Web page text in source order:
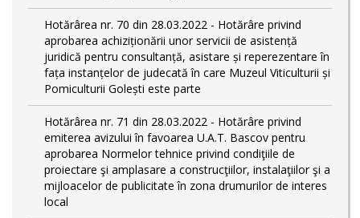
Hotărârea nr. 70 din 28.03.2022 - Hotărâre privind
aprobarea achiziționării unor servicii de asistență
juridică pentru consultanță, asistare și reperezentare în
fața instanțelor de judecată în care Muzeul Viticulturii și
Pomiculturii Golești este parte
Hotărârea nr. 71 din 28.03.2022 - Hotărâre privind
emiterea avizului în favoarea U.A.T. Bascov pentru
aprobarea Normelor tehnice privind condiţiile de
proiectare şi amplasare a construcţiilor, instalaţiilor şi a
mijloacelor de publicitate în zona drumurilor de interes
local